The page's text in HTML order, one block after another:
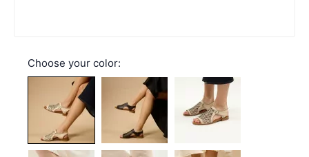
Choose your color: